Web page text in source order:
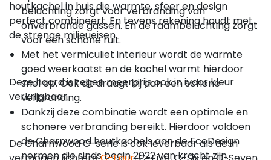
beluchting zorgt voor verbranding van
onverbrande gassen. En de raambeluchting zorgt
voor een schone ruit.
Met het vermiculiet interieur wordt de warmte
goed weerkaatst en de kachel warmt hierdoor
snel op. Ook dit draagt bij aan een schone
verbranding.
Dankzij deze combinatie wordt een optimale en
schonere verbranding bereikt. Hierdoor voldoen
de Charnwood houtkachels aan de EcoDesign
normen die sinds begin 2022 van kracht zijn.
houtkachel in huis die warmte, sfeer en design
perfect combineert. En tevens rekening houdt met
de strenge milieueisen.
Deze haard is tegen meerprijs ook in ivoor kleur
verkrijgbaar.
De Charnwood C-serie is ook leverbaar als de in